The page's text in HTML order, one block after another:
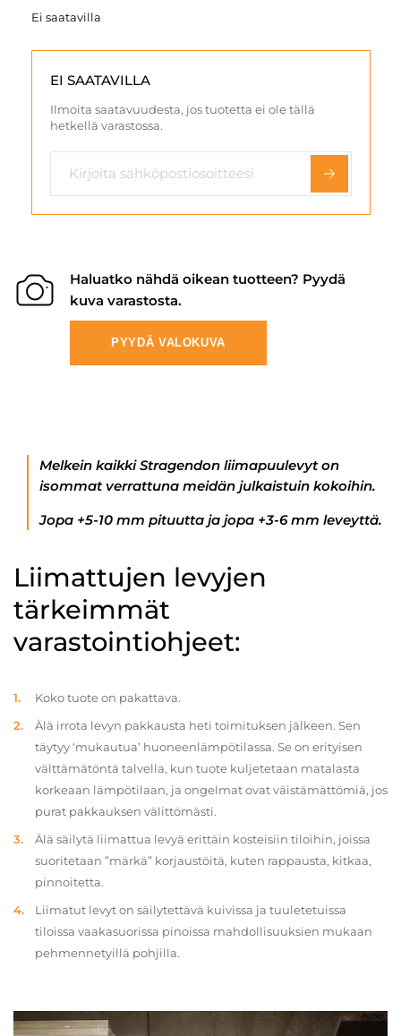
Ei saatavilla
EI SAATAVILLA
Ilmoita saatavuudesta, jos tuotetta ei ole tällä
hetkellä varastossa.
Haluatko nähdä oikean tuotteen? Pyydä
kuva varastosta.
PYYDÄ VALOKUVA
Melkein kaikki Stragendon liimapuulevyt on
isommat verrattuna meidän julkaistuin kokoihin.
Jopa +5-10 mm pituutta ja jopa +3-6 mm leveyttä.
Liimattujen levyjen
tärkeimmät
varastointiohjeet:
Koko tuote on pakattava.
Älä irrota levyn pakkausta heti toimituksen jälkeen. Sen
täytyy ‘mukautua’ huoneenlämpötilassa. Se on erityisen
välttämätöntä talvella, kun tuote kuljetetaan matalasta
korkeaan lämpötilaan, ja ongelmat ovat väistämättömiä, jos
purat pakkauksen välittömästi.
Älä säilytä liimattua levyä erittäin kosteisiin tiloihin, joissa
suoritetaan ”märkä” korjaustöitä, kuten rappausta, kitkaa,
pinnoitetta.
Liimatut levyt on säilytettävä kuivissa ja tuuletetuissa
tiloissa vaakasuorissa pinoissa mahdollisuuksien mukaan
pehmennetyillä pohjilla.